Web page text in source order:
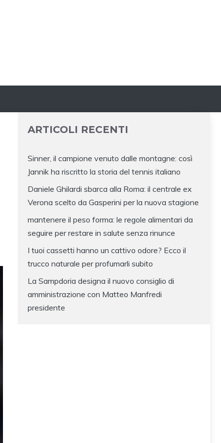
ARTICOLI RECENTI
Sinner, il campione venuto dalle montagne: così
Jannik ha riscritto la storia del tennis italiano
Daniele Ghilardi sbarca alla Roma: il centrale ex
Verona scelto da Gasperini per la nuova stagione
mantenere il peso forma: le regole alimentari da
seguire per restare in salute senza rinunce
I tuoi cassetti hanno un cattivo odore? Ecco il
trucco naturale per profumarli subito
La Sampdoria designa il nuovo consiglio di
amministrazione con Matteo Manfredi
presidente